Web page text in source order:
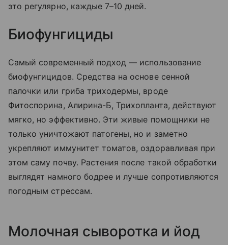
это регулярно, каждые 7–10 дней.
Биофунгициды
Самый современный подход — использование
биофунгицидов. Средства на основе сенной
палочки или гриба триходермы, вроде
Фитоспорина, Алирина-Б, Трихопланта, действуют
мягко, но эффективно. Эти живые помощники не
только уничтожают патогены, но и заметно
укрепляют иммунитет томатов, оздоравливая при
этом саму почву. Растения после такой обработки
выглядят намного бодрее и лучше сопротивляются
погодным стрессам.
Молочная сыворотка и йод